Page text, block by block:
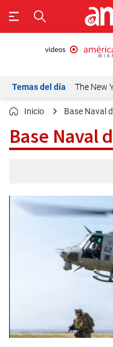
Temas del día The New
Inicio Base Naval
Base Naval